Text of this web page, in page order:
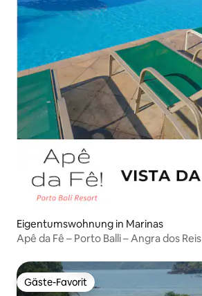
Eigentumswohnung in Marinas
Apê da Fê – Porto Balli – Angra dos Reis
Gäste-Favorit
Gäste-Favorit